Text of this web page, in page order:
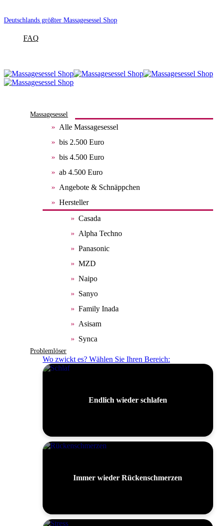
Deutschlands größter Massagesessel Shop
FAQ
Massagesessel
Alle Massagesessel
bis 2.500 Euro
bis 4.500 Euro
ab 4.500 Euro
Angebote & Schnäppchen
Hersteller
Casada
Alpha Techno
Panasonic
MZD
Naipo
Sanyo
Family Inada
Asisam
Synca
Problemlöser
Wo zwickt es? Wählen Sie Ihren Bereich:
Endlich wieder schlafen
Immer wieder Rückenschmerzen